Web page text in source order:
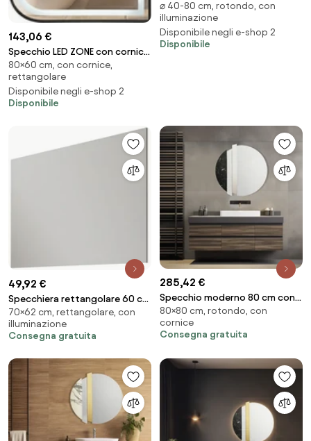
143,06 €
Specchio LED ZONE con cornice
nera – 80x60 cm
80×60 cm, con cornice,
rettangolare
Disponibile negli e-shop 2
Disponibile
illuminazione – Ø80 cm + Ø40
cm
⌀ 40-80 cm, rotondo, con
illuminazione
Disponibile negli e-shop 2
Disponibile
49,92 €
Specchiera rettangolare 60 cm
con bordo sottile a filo muro
70×62 cm, rettangolare, con
illuminazione
Consegna gratuita
285,42 €
Specchio moderno 80 cm con
decori foglia argento e effetto
marmo nero - KEVIN
80×80 cm, rotondo, con
cornice
Consegna gratuita